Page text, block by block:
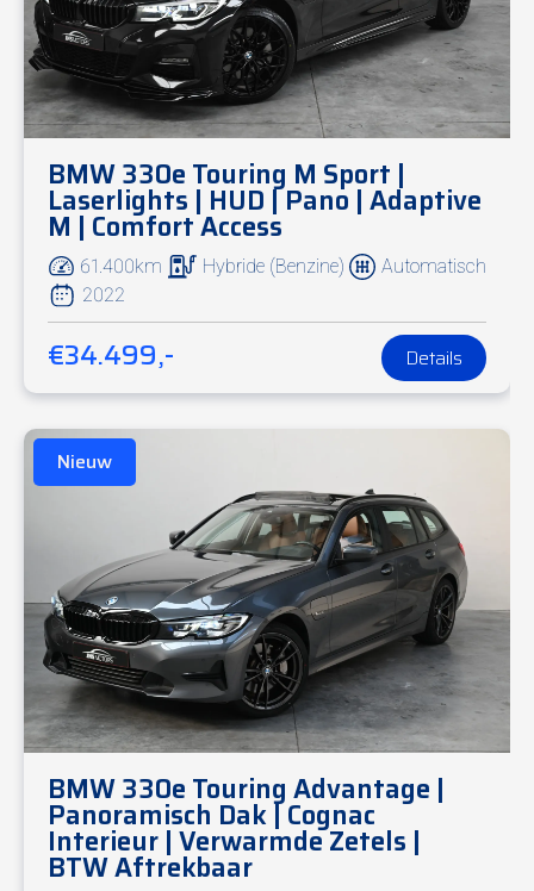
BMW 330e Touring M Sport |
Laserlights | HUD | Pano | Adaptive
M | Comfort Access
61.400km Hybride (Benzine)
Automatisch
2022
€34.499,- Details
Nieuw
BMW 330e Touring Advantage |
Panoramisch Dak | Cognac
Interieur | Verwarmde Zetels |
BTW Aftrekbaar